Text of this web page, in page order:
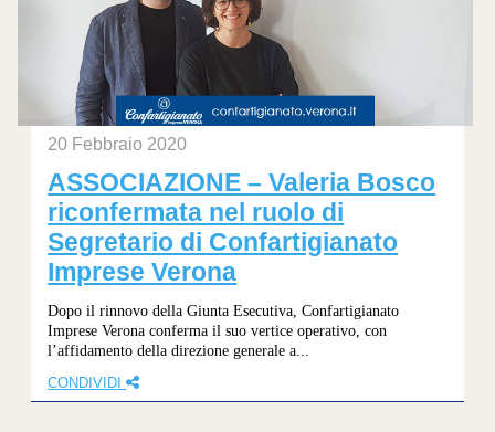
20 Febbraio 2020
ASSOCIAZIONE – Valeria Bosco
riconfermata nel ruolo di
Segretario di Confartigianato
Imprese Verona
Dopo il rinnovo della Giunta Esecutiva, Confartigianato
Imprese Verona conferma il suo vertice operativo, con
l’affidamento della direzione generale a...
CONDIVIDI